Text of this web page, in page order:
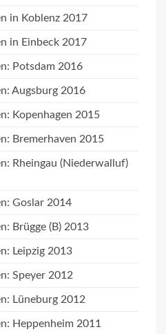
in Koblenz 2017
in Einbeck 2017
Potsdam 2016
Augsburg 2016
Kopenhagen 2015
Bremerhaven 2015
Rheingau (Niederwalluf)
Goslar 2014
Brügge (B) 2013
Leipzig 2013
Speyer 2012
Lüneburg 2012
Heppenheim 2011